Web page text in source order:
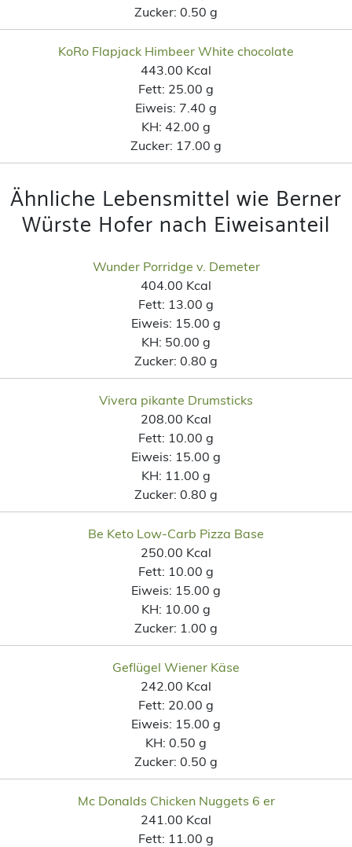
Zucker: 0.50 g
KoRo Flapjack Himbeer White chocolate
443.00 Kcal
Fett: 25.00 g
Eiweis: 7.40 g
KH: 42.00 g
Zucker: 17.00 g
Ähnliche Lebensmittel wie Berner
Würste Hofer nach Eiweisanteil
Wunder Porridge v. Demeter
404.00 Kcal
Fett: 13.00 g
Eiweis: 15.00 g
KH: 50.00 g
Zucker: 0.80 g
Vivera pikante Drumsticks
208.00 Kcal
Fett: 10.00 g
Eiweis: 15.00 g
KH: 11.00 g
Zucker: 0.80 g
Be Keto Low-Carb Pizza Base
250.00 Kcal
Fett: 10.00 g
Eiweis: 15.00 g
KH: 10.00 g
Zucker: 1.00 g
Geflügel Wiener Käse
242.00 Kcal
Fett: 20.00 g
Eiweis: 15.00 g
KH: 0.50 g
Zucker: 0.50 g
Mc Donalds Chicken Nuggets 6 er
241.00 Kcal
Fett: 11.00 g